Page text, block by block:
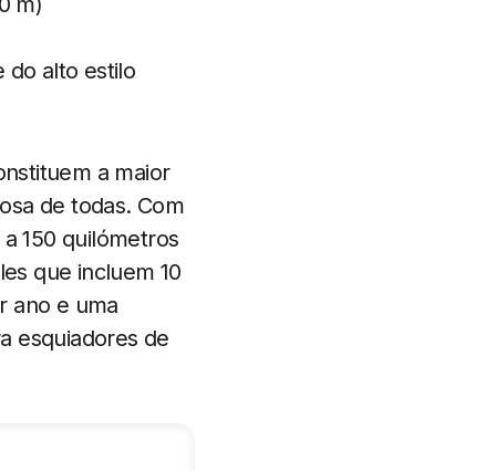
do alto estilo
a maior
de todas. Com
150 quilómetros
que incluem 10
ano e uma
esquiadores de